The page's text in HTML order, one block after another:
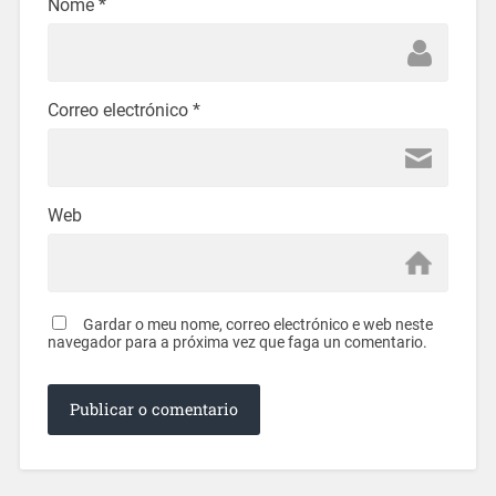
Nome *
Correo electrónico *
Web
Gardar o meu nome, correo electrónico e web neste
navegador para a próxima vez que faga un comentario.